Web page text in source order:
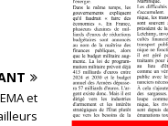
et